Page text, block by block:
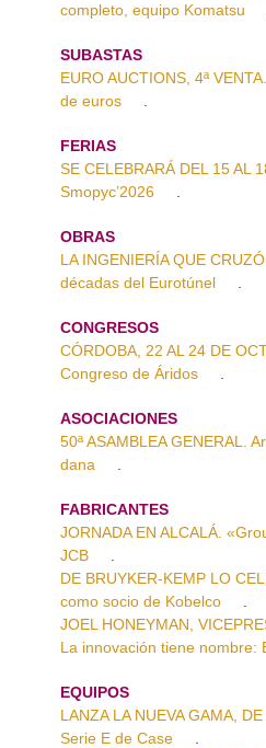
completo, equipo Komatsu
SUBASTAS
EURO AUCTIONS, 4ª
de euros
FERIAS
SE CELEBRARÁ DEL 15 AL
Smopyc’2026
OBRAS
LA INGENIERÍA QUE
décadas del Eurotúnel
CONGRESOS
CÓRDOBA, 22 AL 24 DE
Congreso de Áridos
ASOCIACIONES
50ª ASAMBLEA GENERAL.
dana
FABRICANTES
JORNADA EN ALCALÁ.
JCB
DE BRUYKER-KEMP LO
como socio de Kobelco
JOEL HONEYMAN,
La innovación tiene nombre:
EQUIPOS
LANZA LA NUEVA GAMA,
Serie E de Case